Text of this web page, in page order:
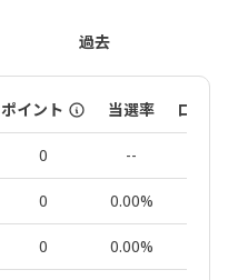
過去
ポイント 当選率 ロット
0 --
0 0.00%
0 0.00%